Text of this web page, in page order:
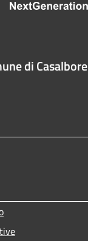
di Casalbore